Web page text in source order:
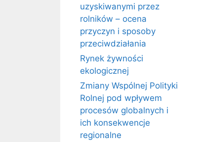
uzyskiwanymi przez
rolników – ocena
przyczyn i sposoby
przeciwdziałania
Rynek żywności
ekologicznej
Zmiany Wspólnej Polityki
Rolnej pod wpływem
procesów globalnych i
ich konsekwencje
regionalne